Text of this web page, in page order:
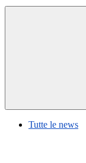
Tutte le news